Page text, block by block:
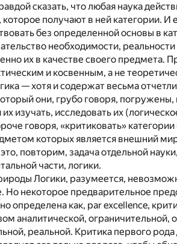
сказать, что любая наука
получают в ней категории.
без определенной основы в
необходимости,
их в качестве своего
и косвенным, а не
— хотя и содержат весьма
они, грубо говоря,
изучать, исследовать их
говоря, «критиковать»
которых является внешний
повторим, задача отдельной
части, логики.
Логики, разумеется,
Но некоторое предварительное
определена как, par excellence,
аналитической,
реальной. Критика первого